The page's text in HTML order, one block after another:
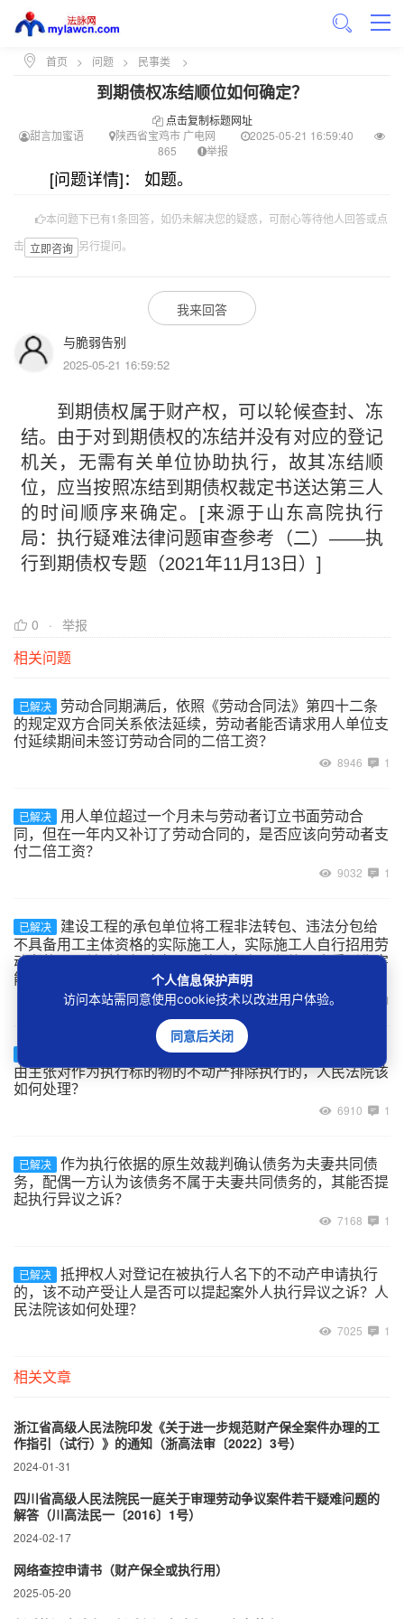
首页 > 问题 > 民事类 >
到期债权冻结顺位如何确定？
点击复制标题网址
甜言加蜜语
陕西省宝鸡市 广电网
2025-05-21 16:59:40
865
举报
[问题详情]： 如题。
本问题下已有1条回答，如仍未解决您的疑惑，可耐心等待他人回答或点
击 立即咨询 另行提问。
我来回答
与脆弱告别
2025-05-21 16:59:52
到期债权属于财产权，可以轮候查封、冻
结。由于对到期债权的冻结并没有对应的登记
机关，无需有关单位协助执行，故其冻结顺
位，应当按照冻结到期债权裁定书送达第三人
的时间顺序来确定。[来源于山东高院执行
局：执行疑难法律问题审查参考（二）——执
行到期债权专题（2021年11月13日）]
0 举报
相关问题
已解决
劳动合同期满后，依照《劳动合同法》第四十二条
的规定双方合同关系依法延续，劳动者能否请求用人单位支
付延续期间未签订劳动合同的二倍工资？
8946 1
已解决
用人单位超过一个月未与劳动者订立书面劳动合
同，但在一年内又补订了劳动合同的，是否应该向劳动者支
付二倍工资？
9032 1
已解决
建设工程的承包单位将工程非法转包、违法分包给
不具备用工主体资格的实际施工人，实际施工人自行招用劳
动者的用工关系如何认定，及劳动者在工程施工中受到伤害
能否主张劳动关系项下的权利？
1
案外人以其与被执行人为合资、合作开发房地产为
由主张对作为执行标的物的不动产排除执行的，人民法院该
如何处理？
6910 1
已解决 作为执行依据的原生效裁判确认债务为夫妻共同债
务，配偶一方认为该债务不属于夫妻共同债务的，其能否提
起执行异议之诉？
7168 1
已解决 抵押权人对登记在被执行人名下的不动产申请执行
的，该不动产受让人是否可以提起案外人执行异议之诉？人
民法院该如何处理？
7025 1
相关文章
浙江省高级人民法院印发《关于进一步规范财产保全案件办理的工
作指引（试行）》的通知（浙高法审〔2022〕3号）
2024-01-31
四川省高级人民法院民一庭关于审理劳动争议案件若干疑难问题的
解答（川高法民一〔2016〕1号）
2024-02-17
网络查控申请书（财产保全或执行用）
2025-05-20
个人信息保护声明
访问本站需同意使用cookie技术以改进用户体验。
同意后关闭